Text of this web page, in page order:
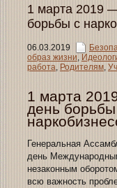
1 марта 2019
борьбы с
06.03.2019
образ жизни,
работа, Родителям,
1 марта
день
Генеральная
день
незаконным
всю важность